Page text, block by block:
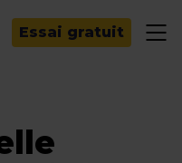
Essai gratuit